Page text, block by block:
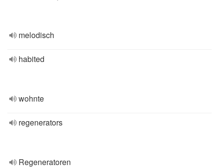
melodisch
habited
wohnte
regenerators
Regeneratoren